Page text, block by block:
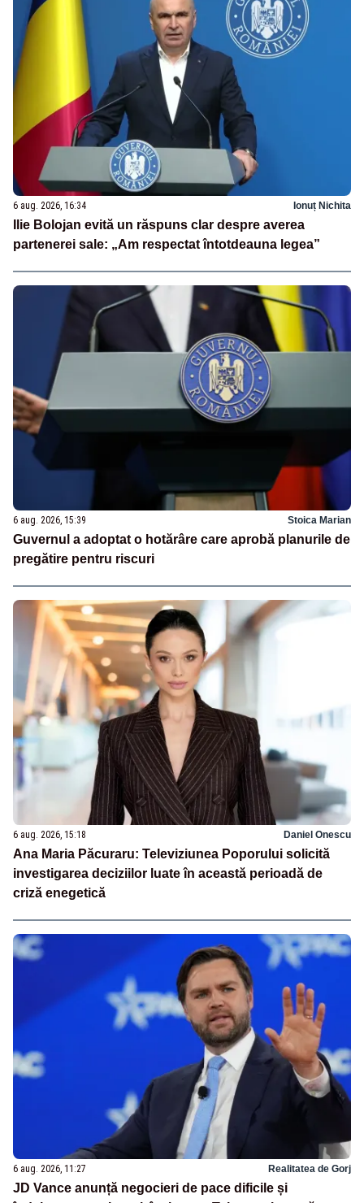
6 aug. 2026, 16:34 Ionuț Nichita
Ilie Bolojan evită un răspuns clar despre averea
partenerei sale: „Am respectat întotdeauna legea”
6 aug. 2026, 15:39 Stoica Marian
Guvernul a adoptat o hotărâre care aprobă planurile de
pregătire pentru riscuri
6 aug. 2026, 15:18 Daniel Onescu
Ana Maria Păcuraru: Televiziunea Poporului solicită
investigarea deciziilor luate în această perioadă de
criză enegetică
6 aug. 2026, 11:27 Realitatea de Gorj
JD Vance anunță negocieri de pace dificile și